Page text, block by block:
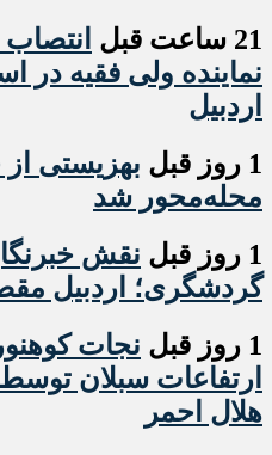
21 ساعت قبل
نماینده ولی فقیه در
اردبیل
1 روز قبل
بهزیستی از
محله‌محور شد
1 روز قبل
نقش
گردشگری؛ اردبیل
1 روز قبل
نجات
ارتفاعات سبلان
هلال احمر